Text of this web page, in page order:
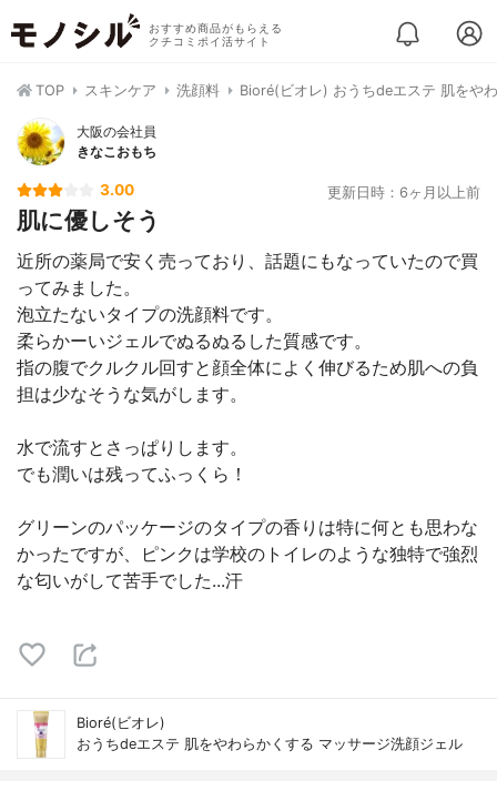
おすすめ商品がもらえる
クチコミポイ活サイト
TOP スキンケア 洗顔料 Bioré(ビオレ) おうちdeエステ 肌をや
大阪の会社員
きなこおもち
3.00 更新日時：6ヶ月以上前
肌に優しそう
近所の薬局で安く売っており、話題にもなっていたので買
ってみました。
泡立たないタイプの洗顔料です。
柔らかーいジェルでぬるぬるした質感です。
指の腹でクルクル回すと顔全体によく伸びるため肌への負
担は少なそうな気がします。
水で流すとさっぱりします。
でも潤いは残ってふっくら！
グリーンのパッケージのタイプの香りは特に何とも思わな
かったですが、ピンクは学校のトイレのような独特で強烈
な匂いがして苦手でした...汗
Bioré(ビオレ)
おうちdeエステ 肌をやわらかくする マッサージ洗顔ジェル